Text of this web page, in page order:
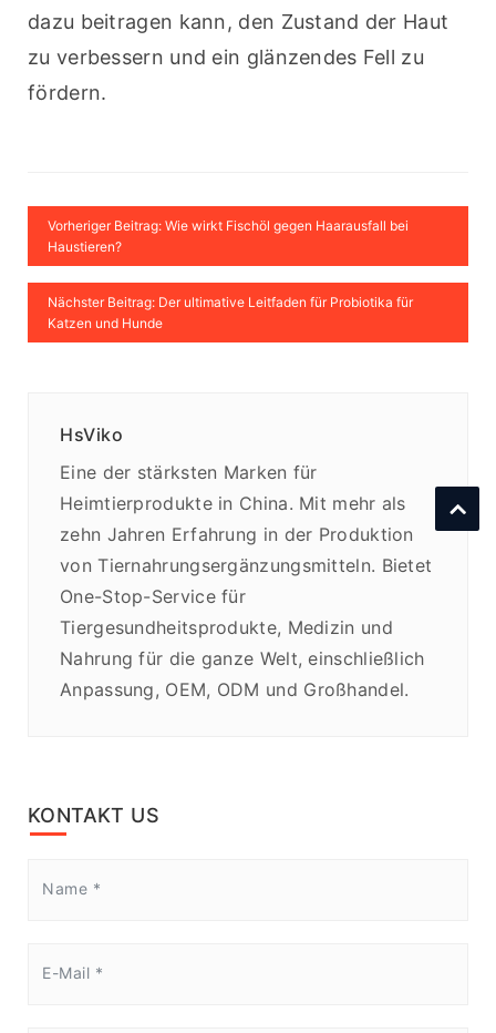
dazu beitragen kann, den Zustand der Haut
zu verbessern und ein glänzendes Fell zu
fördern.
Vorheriger Beitrag: Wie wirkt Fischöl gegen Haarausfall bei
Haustieren?
Nächster Beitrag: Der ultimative Leitfaden für Probiotika für
Katzen und Hunde
HsViko
Eine der stärksten Marken für
Heimtierprodukte in China. Mit mehr als
zehn Jahren Erfahrung in der Produktion
von Tiernahrungsergänzungsmitteln. Bietet
One-Stop-Service für
Tiergesundheitsprodukte, Medizin und
Nahrung für die ganze Welt, einschließlich
Anpassung, OEM, ODM und Großhandel.
KONTAKT US